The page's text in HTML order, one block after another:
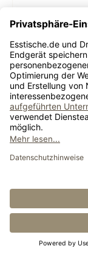
Esstisch Loja
Länge:80 cm -